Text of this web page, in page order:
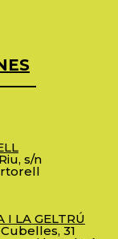
s/n
I LA GELTRÚ
31